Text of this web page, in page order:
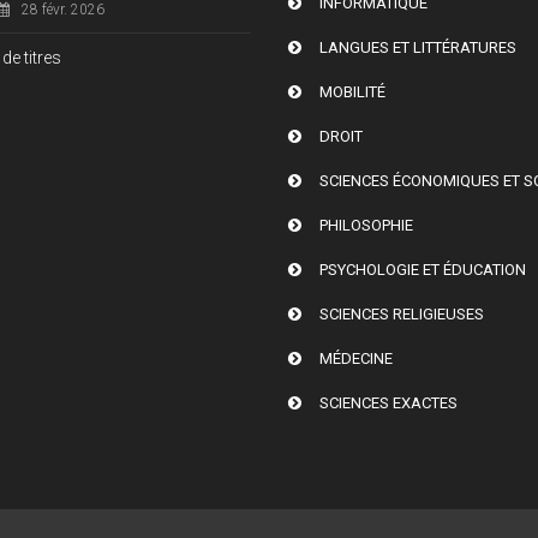
28 févr. 2026
titres
LANGUES ET LITTÉRATURES
MOBILITÉ
DROIT
SCIENCES ÉCONOMIQUES ET
PHILOSOPHIE
PSYCHOLOGIE ET ÉDUCATION
SCIENCES RELIGIEUSES
MÉDECINE
SCIENCES EXACTES